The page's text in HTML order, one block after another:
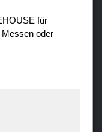
für
Messen oder